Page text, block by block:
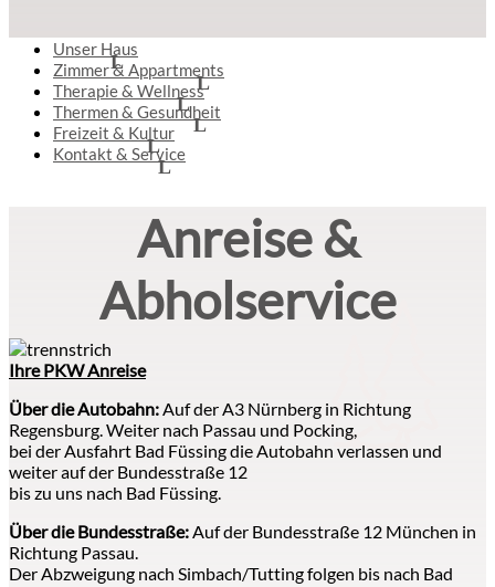
Unser Haus
Zimmer & Appartments
Therapie & Wellness
Thermen & Gesundheit
Freizeit & Kultur
Kontakt & Service
Anreise &
Abholservice
Ihre PKW Anreise
Über die Autobahn:Auf der A3 Nürnberg in Richtung
Regensburg. Weiter nach Passau und Pocking,
bei der Ausfahrt Bad Füssing die Autobahn verlassen und
weiter auf der Bundesstraße 12
bis zu uns nach Bad Füssing.
Über die Bundesstraße:Auf der Bundesstraße 12 München in
Richtung Passau.
Der Abzweigung nach Simbach/Tutting folgen bis nach Bad